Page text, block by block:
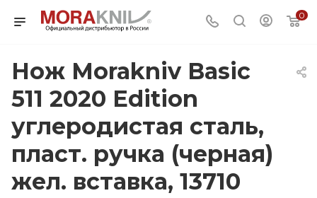
0
Нож Morakniv Basic
511 2020 Edition
углеродистая сталь,
пласт. ручка (черная)
жел. вставка, 13710